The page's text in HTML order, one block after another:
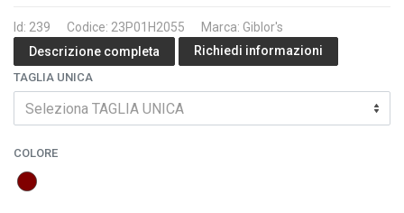
Id: 239 Codice: 23P01H2055
Marca: Giblor's
Descrizione completa
Richiedi informazioni
TAGLIA UNICA
Seleziona TAGLIA UNICA
COLORE